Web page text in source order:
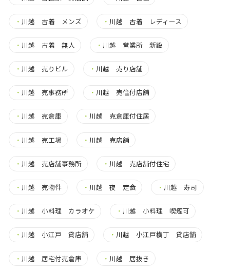
・ 川越 古着 メンズ ・ 川越 古着 レディース
・ 川越 古着 無人 ・ 川越 営業所 新設
・ 川越 売りビル ・ 川越 売り店舗
・ 川越 売事務所 ・ 川越 売住付店舗
・ 川越 売倉庫 ・ 川越 売倉庫付住居
・ 川越 売工場 ・ 川越 売店舗
・ 川越 売店舗事務所 ・ 川越 売店舗付住宅
・ 川越 売物件 ・ 川越 夜 定食 ・ 川越 寿司
・ 川越 小料理 カラオケ ・ 川越 小料理 喫煙可
・ 川越 小江戸 貸店舗 ・ 川越 小江戸横丁 貸店舗
・ 川越 居宅付売倉庫 ・ 川越 居抜き